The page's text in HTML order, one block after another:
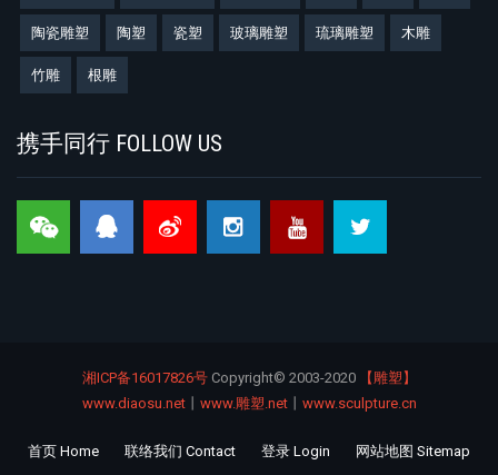
陶瓷雕塑 陶塑 瓷塑 玻璃雕塑 琉璃雕塑 木雕
竹雕 根雕
携手同行 FOLLOW US
湘ICP备16017826号Copyright© 2003-2020
【雕塑】
www.diaosu.net丨 www.雕塑.net丨 www.sculpture.cn
首页 Home 联络我们 Contact 登录 Login 网站地图 Sitemap